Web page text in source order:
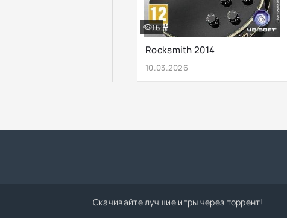
Rocksmith 2014
10.03.2026
16
Скачивайте лучшие игры через торрент!